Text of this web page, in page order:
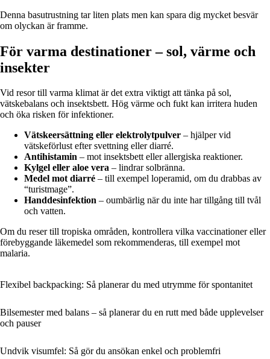
Denna basutrustning tar liten plats men kan spara dig mycket besvär
om olyckan är framme.
För varma destinationer – sol, värme och
insekter
Vid resor till varma klimat är det extra viktigt att tänka på sol,
vätskebalans och insektsbett. Hög värme och fukt kan irritera huden
och öka risken för infektioner.
Vätskeersättning eller elektrolytpulver – hjälper vid
vätskeförlust efter svettning eller diarré.
Antihistamin – mot insektsbett eller allergiska reaktioner.
Kylgel eller aloe vera – lindrar solbränna.
Medel mot diarré – till exempel loperamid, om du drabbas av
“turistmage”.
Handdesinfektion – oumbärlig när du inte har tillgång till tvål
och vatten.
Om du reser till tropiska områden, kontrollera vilka vaccinationer eller
förebyggande läkemedel som rekommenderas, till exempel mot
malaria.
Flexibel backpacking: Så planerar du med utrymme för spontanitet
Bilsemester med balans – så planerar du en rutt med både upplevelser
och pauser
Undvik visumfel: Så gör du ansökan enkel och problemfri